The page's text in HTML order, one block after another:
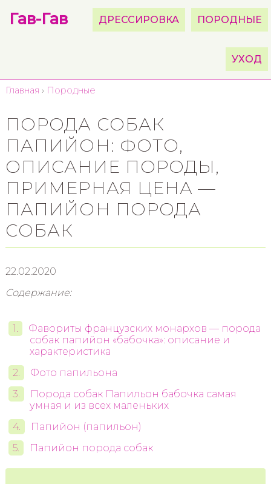
Гав-Гав ДРЕССИРОВКА ПОРОДНЫЕ
УХОД
Главная › Породные
ПОРОДА СОБАК
ПАПИЙОН: ФОТО,
ОПИСАНИЕ ПОРОДЫ,
ПРИМЕРНАЯ ЦЕНА —
ПАПИЙОН ПОРОДА
СОБАК
22.02.2020
Содержание:
Фавориты французских монархов — порода
собак папийон «бабочка»: описание и
характеристика
Фото папильона
Порода собак Папильон бабочка самая
умная и из всех маленьких
Папийон (папильон)
Папийон порода собак